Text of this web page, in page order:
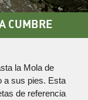
CUMBRE
la Mola de
a sus pies. Esta
de referencia